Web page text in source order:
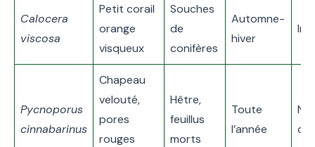
Calocera
viscosa
Petit corail
orange
visqueux
Souches
de
conifères
Automne-
hiver
Pycnoporus
cinnabarinus
Chapeau
velouté,
pores
rouges
Hêtre,
feuillus
morts
Toute
l’année